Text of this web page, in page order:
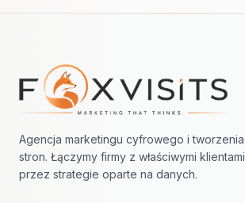
Nawigacja w stopce
Agencja marketingu cyfrowego i tworzenia
stron. Łączymy firmy z właściwymi klientami
przez strategie oparte na danych.